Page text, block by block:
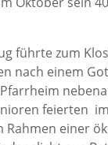
führte zum
nach einem
feierten
Rahmen einer